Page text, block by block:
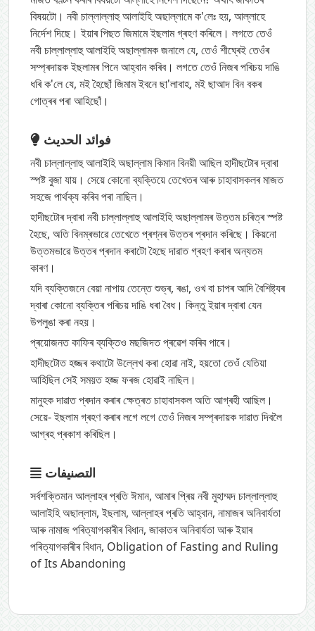
বিষয়টো। নবী চাল্লাল্লাহু আলাইহি অছাল্লামে ক'লেঃ হয়, আল্লাহে
নিৰ্দেশ দিছে। ইয়াৰ পিছত জিমামে ইছলাম গ্ৰহণ কৰিলে। লগতে তেওঁ
নবী চাল্লাল্লাহু আলাইহি অছাল্লামক জনালে যে, তেওঁ শীঘ্ৰেই তেওঁৰ
সম্প্ৰদায়ক ইছলামৰ পিনে আহ্বান কৰিব। লগতে তেওঁ নিজৰ পৰিচয় দাঙি
ধৰি ক'লে যে, মই হৈছোঁ জিমাম ইবনে ছা'লাবাহ, মই ছাআদ বিন বকৰ
গোত্ৰৰ পৰা আহিছোঁ।
فوائد الحديث
নবী চাল্লাল্লাহু আলাইহি অছাল্লাম কিমান বিনয়ী আছিল হাদীছটোৰ দ্বাৰা
স্পষ্ট বুজা যায়। সেয়ে কোনো ব্যক্তিয়ে তেখেতৰ আৰু চাহাবাসকলৰ মাজত
সহজে পাৰ্থক্য কৰিব পৰা নাছিল।
হাদীছটোৰ দ্বাৰা নবী চাল্লাল্লাহু আলাইহি অছাল্লামৰ উত্তম চৰিত্ৰ স্পষ্ট
হৈছে, অতি বিনম্ৰভাৱে তেখেতে প্ৰশ্নৰ উত্তৰ প্ৰদান কৰিছে। কিয়নো
উত্তমভাৱে উত্তৰ প্ৰদান কৰাটো হৈছে দাৱাত গ্ৰহণ কৰাৰ অন্যতম
কাৰণ।
যদি ব্যক্তিজনে বেয়া নাপায় তেন্তে শুভ্ৰ, ৰঙা, ওখ বা চাপৰ আদি বৈশিষ্ট্যৰ
দ্বাৰা কোনো ব্যক্তিৰ পৰিচয় দাঙি ধৰা বৈধ। কিন্তু ইয়াৰ দ্বাৰা যেন
উপলুঙা কৰা নহয়।
প্ৰয়োজনত কাফিৰ ব্যক্তিও মছজিদত প্ৰৱেশ কৰিব পাৰে।
হাদীছটোত হজ্জৰ কথাটো উল্লেখ কৰা হোৱা নাই, হয়তো তেওঁ যেতিয়া
আহিছিল সেই সময়ত হজ্জ ফৰজ হোৱাই নাছিল।
মানুহক দাৱাত প্ৰদান কৰাৰ ক্ষেত্ৰত চাহাবাসকল অতি আগ্ৰহী আছিল।
সেয়ে- ইছলাম গ্ৰহণ কৰাৰ লগে লগে তেওঁ নিজৰ সম্প্ৰদায়ক দাৱাত দিবলৈ
আগ্ৰহ প্ৰকাশ কৰিছিল।
التصنيفات
সৰ্বশক্তিমান আল্লাহৰ প্ৰতি ঈমান, আমাৰ প্ৰিয় নবী মুহাম্মদ চাল্লাল্লাহু
আলাইহি অছাল্লাম,ইছলাম, আল্লাহৰ প্ৰতি আহ্বান, নামাজৰ অনিবাৰ্যতা
আৰু নামাজ পৰিত্যাগকাৰীৰ বিধান, জাকাতৰ অনিবাৰ্যতা আৰু ইয়াৰ
পৰিত্যাগকাৰীৰ বিধান, Obligation of Fasting and Ruling
of Its Abandoning